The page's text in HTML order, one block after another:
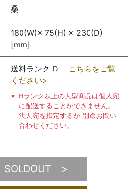
桑
180(W)× 75(H) × 230(D)
[mm]
送料ランク D こちらをご覧
ください>
Hランク以上の大型商品は個人宛
に配送することができません。
法人宛を指定するか 別途お問い
合わせください。
SOLDOUT >